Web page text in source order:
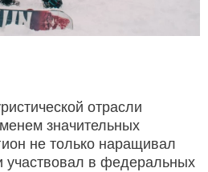
отрасли
значительных
не только наращивал
участвовал в федеральных